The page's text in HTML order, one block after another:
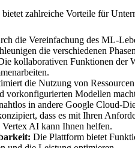
zahlreiche Vorteile für
die Vereinfachung des ML-
die verschiedenen
kollaborativen Funktionen der
die Nutzung von
vorkonfigurierten Modellen
in andere Google Cloud-
dass es mit Ihren
AI kann Ihnen helfen.
Die Plattform bietet